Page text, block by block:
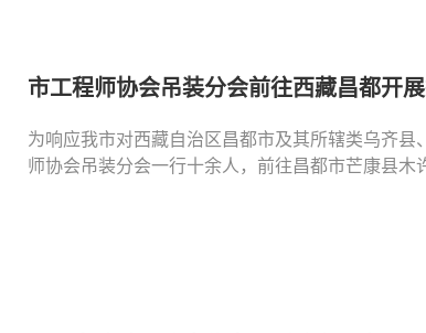
市工程师协会吊装分会前往西藏昌都开
为响应我市对西藏自治区昌都市及其所辖类乌齐县
师协会吊装分会一行十余人，前往昌都市芒康县木